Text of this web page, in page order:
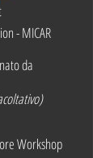
- MICAR
da
Workshop